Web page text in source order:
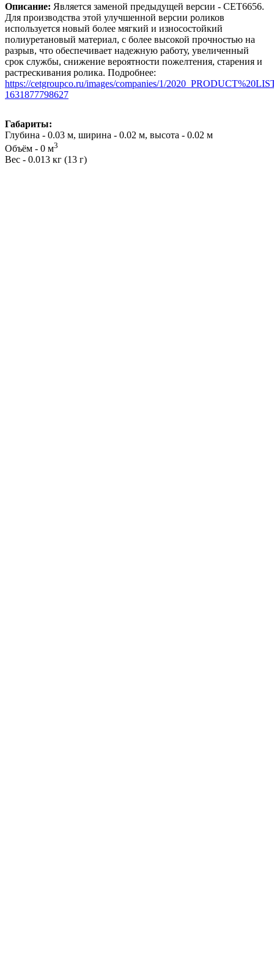
Описание: Является заменой предыдущей версии - CET6656.
Для производства этой улучшенной версии роликов
используется новый более мягкий и износостойкий
полиуретановый материал, с более высокой прочностью на
разрыв, что обеспечивает надежную работу, увеличенный
срок службы, снижение вероятности пожелтения, старения и
растрескивания ролика. Подробнее:
https://cetgroupco.ru/images/companies/1/
1631877798627
Габариты:
Глубина - 0.03 м, ширина - 0.02 м, высота - 0.02 м
Объём - 0 м3
Вес - 0.013 кг (13 г)